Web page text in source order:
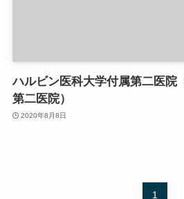
ハルビン医科大学付属第二医院
第二医院）
2020年8月8日
1